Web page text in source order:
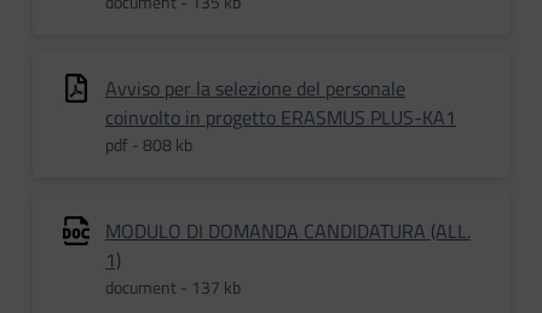
Avviso per la selezione del personale
coinvolto in progetto ERASMUS PLUS-KA1
pdf - 808 kb
MODULO DI DOMANDA CANDIDATURA (ALL.
1)
document - 137 kb